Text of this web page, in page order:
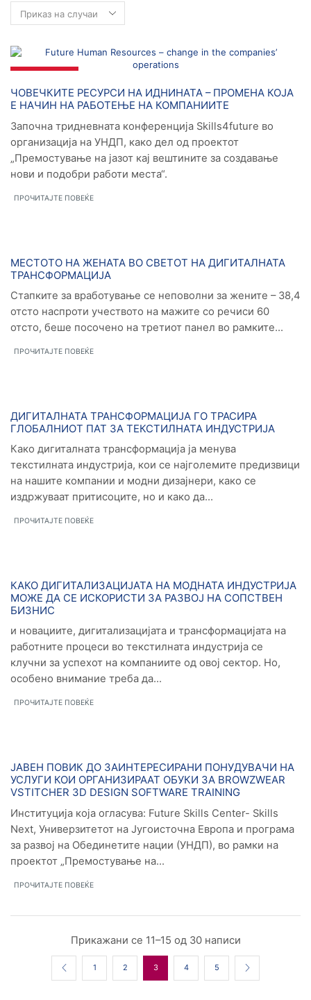
ЧОВЕЧКИТЕ РЕСУРСИ НА ИДНИНАТА – ПРОМЕНА КОЈА
Е НАЧИН НА РАБОТЕЊЕ НА КОМПАНИИТЕ
Започна тридневната конференција Skills4future во
организација на УНДП, како дел од проектот
„Премостување на јазот кај вештините за создавање
нови и подобри работи места“.
ПРОЧИТАЈТЕ ПОВЕЌЕ
Новости
МЕСТОТО НА ЖЕНАТА ВО СВЕТОТ НА ДИГИТАЛНАТА
ТРАНСФОРМАЦИЈА
Стапките за вработување се неповолни за жените – 38,4
отсто наспроти учеството на мажите со речиси 60
отсто, беше посочено на третиот панел во рамките...
ПРОЧИТАЈТЕ ПОВЕЌЕ
Новости
ДИГИТАЛНАТА ТРАНСФОРМАЦИЈА ГО ТРАСИРА
ГЛОБАЛНИОТ ПАТ ЗА ТЕКСТИЛНАТА ИНДУСТРИЈА
Како дигиталната трансформација ја менува
текстилната индустрија, кои се најголемите предизвици
на нашите компании и модни дизајнери, како се
издржуваат притисоците, но и како да...
ПРОЧИТАЈТЕ ПОВЕЌЕ
Новости
КАКО ДИГИТАЛИЗАЦИЈАТА НА МОДНАТА ИНДУСТРИЈА
МОЖЕ ДА СЕ ИСКОРИСТИ ЗА РАЗВОЈ НА СОПСТВЕН
БИЗНИС
и новациите, дигитализацијата и трансформацијата на
работните процеси во текстилната индустрија се
клучни за успехот на компаниите од овој сектор. Но,
особено внимание треба да...
ПРОЧИТАЈТЕ ПОВЕЌЕ
Новости
ЈАВЕН ПОВИК ДО ЗАИНТЕРЕСИРАНИ ПОНУДУВАЧИ НА
УСЛУГИ КОИ ОРГАНИЗИРААТ ОБУКИ ЗA BROWZWEAR
VSTITCHER 3D DESIGN SOFTWARE TRAINING
Институција која огласува: Future Skills Center- Skills
Next, Универзитетот на Југоисточна Европа и програма
за развој на Обединетите нации (УНДП), во рамки на
проектот „Премостување на...
ПРОЧИТАЈТЕ ПОВЕЌЕ
Прикажани се 11–15 од 30 написи
1 2 3 4 5